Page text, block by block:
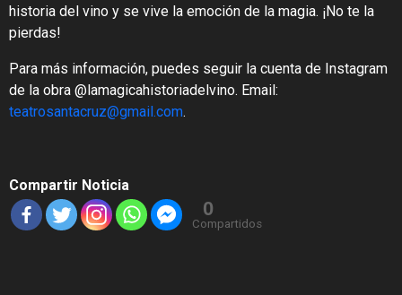
historia del vino y se vive la emoción de la magia. ¡No te la
pierdas!
Para más información, puedes seguir la cuenta de Instagram
de la obra @lamagicahistoriadelvino. Email:
teatrosantacruz@gmail.com.
Compartir Noticia
0
Compartidos